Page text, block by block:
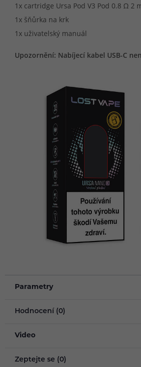
1x cartridge Ursa Pod V3 Pod 0.8 Ω 2
1x šňůrka na krk
1x uživatelský manuál
Upozornění: Nabíjecí kabel USB-C
Parametry
Hodnocení (0)
Video
Zeptejte se (0)